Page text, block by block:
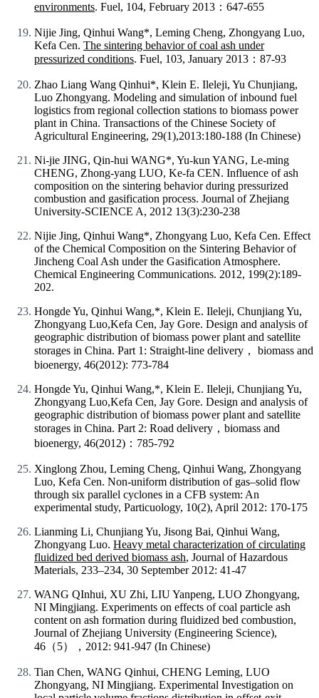
environments. Fuel, 104, February 2013：647-655
Nijie Jing, Qinhui Wang*, Leming Cheng, Zhongyang Luo,
Kefa Cen. The sintering behavior of coal ash under
pressurized conditions. Fuel, 103, January 2013：87-93
Zhao Liang Wang Qinhui*, Klein E. Ileleji, Yu Chunjiang,
Luo Zhongyang. Modeling and simulation of inbound fuel
logistics from regional collection stations to biomass power
plant in China. Transactions of the Chinese Society of
Agricultural Engineering, 29(1),2013:180-188 (In Chinese)
Ni-jie JING, Qin-hui WANG*, Yu-kun YANG, Le-ming
CHENG, Zhong-yang LUO, Ke-fa CEN. Influence of ash
composition on the sintering behavior during pressurized
combustion and gasification process. Journal of Zhejiang
University-SCIENCE A, 2012 13(3):230-238
Nijie Jing, Qinhui Wang*, Zhongyang Luo, Kefa Cen. Effect
of the Chemical Composition on the Sintering Behavior of
Jincheng Coal Ash under the Gasification Atmosphere.
Chemical Engineering Communications. 2012, 199(2):189-
202.
Hongde Yu, Qinhui Wang,*, Klein E. Ileleji, Chunjiang Yu,
Zhongyang Luo,Kefa Cen, Jay Gore. Design and analysis of
geographic distribution of biomass power plant and satellite
storages in China. Part 1: Straight-line delivery， biomass and
bioenergy, 46(2012): 773-784
Hongde Yu, Qinhui Wang,*, Klein E. Ileleji, Chunjiang Yu,
Zhongyang Luo,Kefa Cen, Jay Gore. Design and analysis of
geographic distribution of biomass power plant and satellite
storages in China. Part 2: Road delivery，biomass and
bioenergy, 46(2012)：785-792
Xinglong Zhou, Leming Cheng, Qinhui Wang, Zhongyang
Luo, Kefa Cen. Non-uniform distribution of gas–solid flow
through six parallel cyclones in a CFB system: An
experimental study, Particuology, 10(2), April 2012: 170-175
Lianming Li, Chunjiang Yu, Jisong Bai, Qinhui Wang,
Zhongyang Luo. Heavy metal characterization of circulating
fluidized bed derived biomass ash, Journal of Hazardous
Materials, 233–234, 30 September 2012: 41-47
WANG QInhui, XU Zhi, LIU Yanpeng, LUO Zhongyang,
NI Mingjiang. Experiments on effects of coal particle ash
content on ash formation during fluidized bed combustion,
Journal of Zhejiang University (Engineering Science),
46（5），2012: 941-947 (In Chinese)
Tian Chen, WANG Qinhui, CHENG Leming, LUO
Zhongyang, NI Mingjiang. Experimental Investigation on